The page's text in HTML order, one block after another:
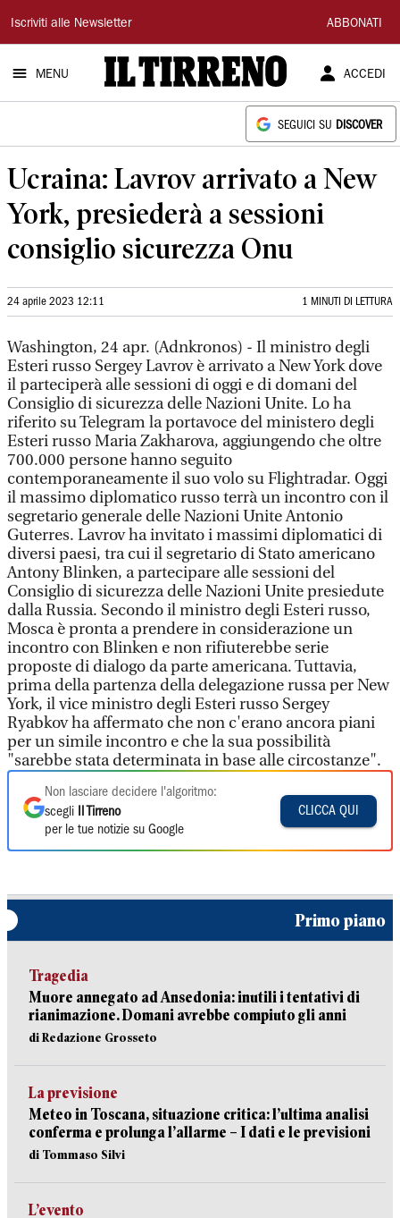
Il
Tirreno
Iscriviti alle Newsletter ABBONATI
MENU ACCEDI
SEGUICI SU DISCOVER
Ucraina: Lavrov arrivato a New
York, presiederà a sessioni
consiglio sicurezza Onu
24 aprile 2023 12:11 1 MINUTI DI LETTURA
Washington, 24 apr. (Adnkronos) - Il ministro degli
Esteri russo Sergey Lavrov è arrivato a New York dove
il parteciperà alle sessioni di oggi e di domani del
Consiglio di sicurezza delle Nazioni Unite. Lo ha
riferito su Telegram la portavoce del ministero degli
Esteri russo Maria Zakharova, aggiungendo che oltre
700.000 persone hanno seguito
contemporaneamente il suo volo su Flightradar. Oggi
il massimo diplomatico russo terrà un incontro con il
segretario generale delle Nazioni Unite Antonio
Guterres. Lavrov ha invitato i massimi diplomatici di
diversi paesi, tra cui il segretario di Stato americano
Antony Blinken, a partecipare alle sessioni del
Consiglio di sicurezza delle Nazioni Unite presiedute
dalla Russia. Secondo il ministro degli Esteri russo,
Mosca è pronta a prendere in considerazione un
incontro con Blinken e non rifiuterebbe serie
proposte di dialogo da parte americana. Tuttavia,
prima della partenza della delegazione russa per New
York, il vice ministro degli Esteri russo Sergey
Ryabkov ha affermato che non c'erano ancora piani
per un simile incontro e che la sua possibilità
"sarebbe stata determinata in base alle circostanze".
Non lasciare decidere l'algoritmo:
scegli
Il Tirreno
per le tue notizie su Google
CLICCA QUI
Primo piano
Tragedia
Muore annegato ad Ansedonia: inutili i tentativi di
rianimazione. Domani avrebbe compiuto gli anni
di Redazione Grosseto
La previsione
Meteo in Toscana, situazione critica: l’ultima analisi
conferma e prolunga l’allarme – I dati e le previsioni
di Tommaso Silvi
L’evento